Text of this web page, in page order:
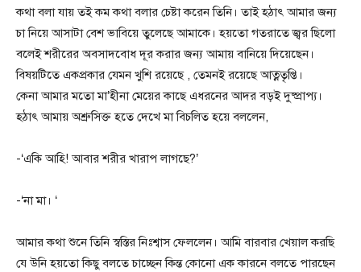
কথা বলা যায় তই কম কথা বলার চেষ্টা করেন তিনি। তাই হঠাৎ আমার জন্য
চা নিয়ে আসাটা বেশ ভাবিয়ে তুলেছে আমাকে। হয়তো গতরাতে জ্বর ছিলো
বলেই শরীরের অবসাদবোধ দূর করার জন্য আমায় বানিয়ে দিয়েছেন।
বিষয়টিতে একপ্রকার যেমন খুশি রয়েছে , তেমনই রয়েছে আত্নতৃপ্তি।
কেনা আমার মতো মা’হীনা মেয়ের কাছে এধরনের আদর বড়ই দুষ্প্রাপ্য।
হঠাৎ আমায় অশ্রুসিক্ত হতে দেখে মা বিচলিত হয়ে বললেন,
-‘একি আহি! আবার শরীর খারাপ লাগছে?’
-‘না মা। ‘
আমার কথা শুনে তিনি স্বস্তির নিঃশ্বাস ফেললেন। আমি বারবার খেয়াল করছি
যে উনি হয়তো কিছু বলতে চাচ্ছেন কিন্ত কোনো এক কারনে বলতে পারছেন